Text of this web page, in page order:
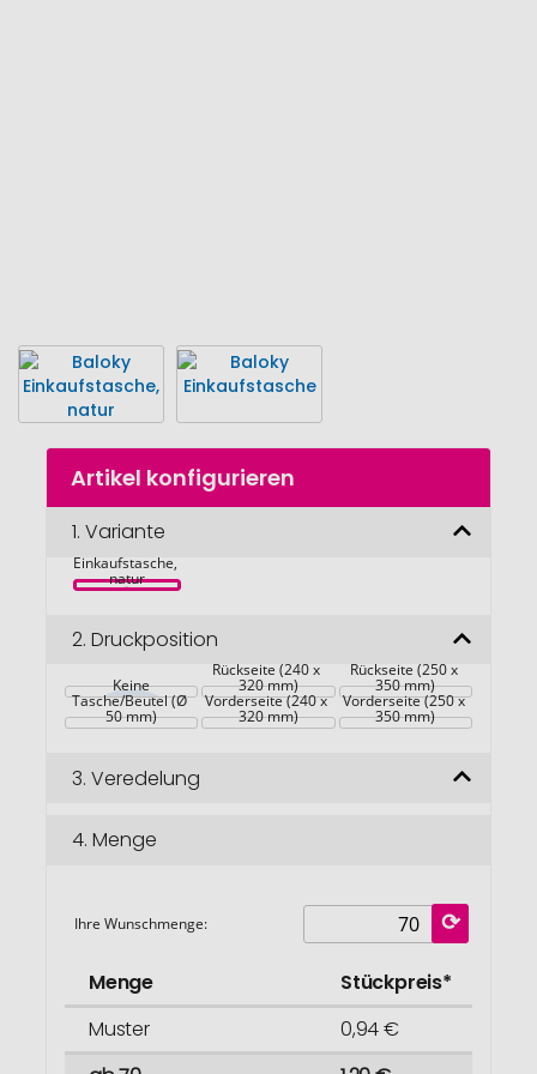
Zum
Anfang
Bildgalerie
springen
Artikel konfigurieren
1. Variante
Einkaufstasche,
natur
2. Druckposition
Keine
Rückseite (240 x
320 mm)
Rückseite (250 x
350 mm)
Tasche/Beutel (Ø
50 mm)
Vorderseite (240 x
320 mm)
Vorderseite (250 x
350 mm)
3. Veredelung
4. Menge
Ihre Wunschmenge:
Menge
Stückpreis*
Muster
0,94 €